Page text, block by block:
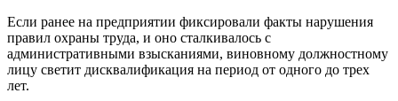
Если ранее на предприятии фиксировали факты нарушения
правил охраны труда, и оно сталкивалось с
административными взысканиями, виновному должностному
лицу светит дисквалификация на период от одного до трех
лет.